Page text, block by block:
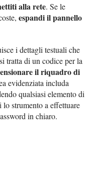
alla rete. Se le
espandi il pannello
i dettagli testuali che
tratta di un codice per la
il riquadro di
evidenziata includa
qualsiasi elemento di
strumento a effettuare
in chiaro.